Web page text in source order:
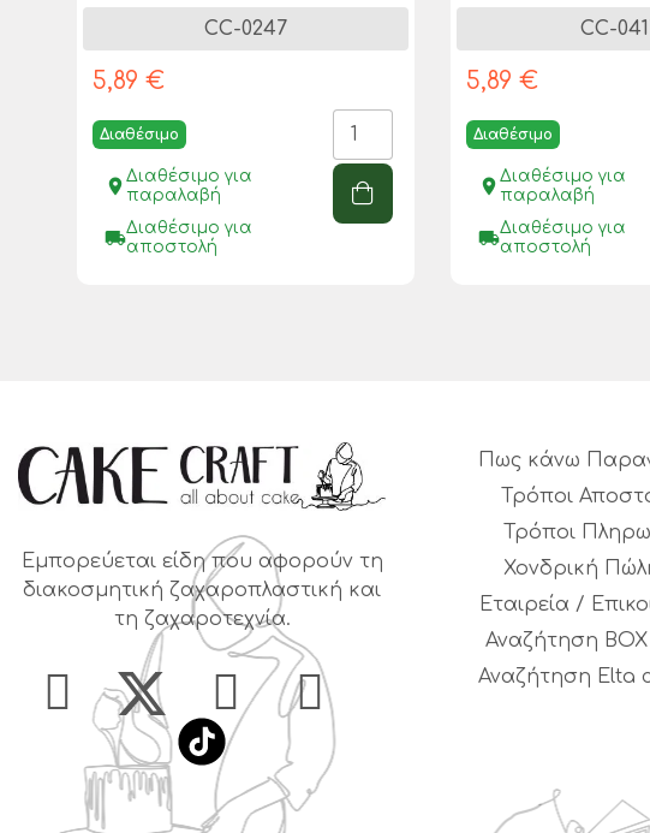
CC-0247
5,89 €
Διαθέσιμο
place Διαθέσιμο για
παραλαβή
local_shippingΔιαθέσιμο για
αποστολή
CC-
5,89 €
Διαθέσιμο
placeΔιαθέσιμο για
παραλαβή
local_shippingΔιαθέσιμο για
αποστολή
Εμπορεύεται είδη που αφορούν τη
διακοσμητική ζαχαροπλαστική και
τη ζαχαροτεχνία.
Πως κάνω
Τρόποι
Τρόποι
Χονδρική
Εταιρεία /
Αναζήτηση
Αναζήτηση Elta